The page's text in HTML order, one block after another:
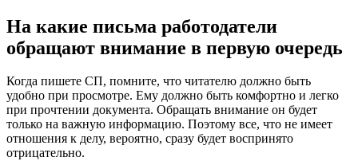
На какие письма работодатели
обращают внимание в первую очередь
Когда пишете СП, помните, что читателю должно быть
удобно при просмотре. Ему должно быть комфортно и легко
при прочтении документа. Обращать внимание он будет
только на важную информацию. Поэтому все, что не имеет
отношения к делу, вероятно, сразу будет воспринято
отрицательно.